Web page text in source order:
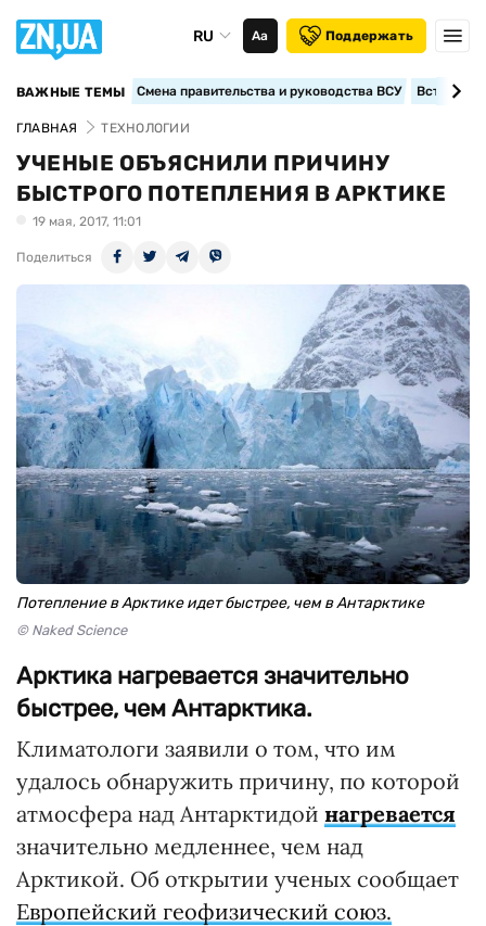
RU Аа Поддержать
ВАЖНЫЕ ТЕМЫ Смена правительства и руководства ВСУ
ГЛАВНАЯ ТЕХНОЛОГИИ
УЧЕНЫЕ ОБЪЯСНИЛИ ПРИЧИНУ
БЫСТРОГО ПОТЕПЛЕНИЯ В АРКТИКЕ
19 мая, 2017, 11:01
Поделиться
Потепление в Арктике идет быстрее, чем в Антарктике
© Naked Science
Арктика нагревается значительно
быстрее, чем Антарктика.
Климатологи заявили о том, что им
удалось обнаружить причину, по которой
атмосфера над Антарктидой нагревается
значительно медленнее, чем над
Арктикой. Об открытии ученых сообщает
Европейский геофизический союз.